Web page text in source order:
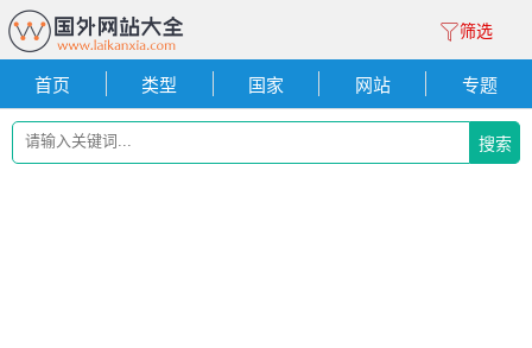
筛选
首页 类型 国家 网站 专题
搜索